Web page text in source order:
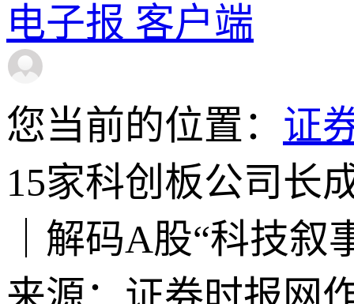
电子报 客户端
您当前的位置： 证
15家科创板公司长
｜解码A股“科技叙